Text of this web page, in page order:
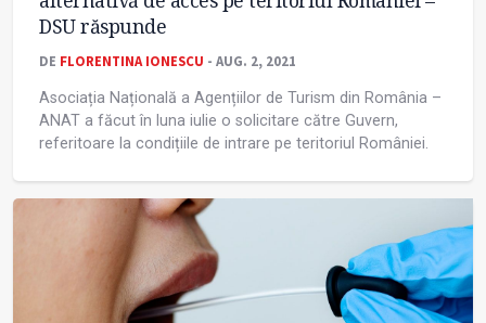
DSU răspunde
DE FLORENTINA IONESCU - AUG. 2, 2021
Asociația Națională a Agențiilor de Turism din România –
ANAT a făcut în luna iulie o solicitare către Guvern,
referitoare la condițiile de intrare pe teritoriul României.